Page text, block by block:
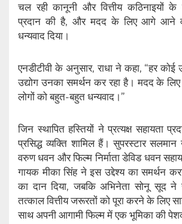
चल रही कानूनी और वित्तीय कठिनाइयों के
प्रदान की है, और मदद के लिए आगे आने
धन्यवाद दिया।
एनडीटीवी के अनुसार, राधा ने कहा, “हर
उद्योग उनका समर्थन कर रहा है। मदद के
लोगों को बहुत-बहुत धन्यवाद।”
जिन स्थापित हस्तियों ने प्रत्यक्ष सहायता
प्रसिद्ध व्यक्ति शामिल हैं। सुपरस्टार
वरुण धवन और फिल्म निर्माता डेविड धवन
गायक मीका सिंह ने इस उद्देश्य का समर्थन
का दान दिया, जबकि अभिनेता सोनू सूद ने
तत्काल वित्तीय जरूरतों को पूरा करने के लिए
साथ अपनी आगामी फिल्म में एक भूमिका की